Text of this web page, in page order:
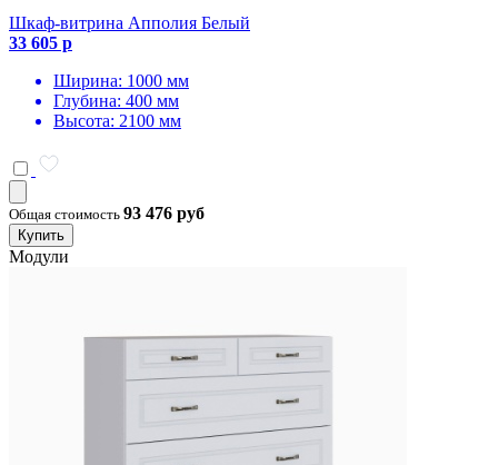
Шкаф-витрина Апполия Белый
33 605 р
Ширина: 1000 мм
Глубина: 400 мм
Высота: 2100 мм
Общая стоимость 93 476 руб
Купить
Модули